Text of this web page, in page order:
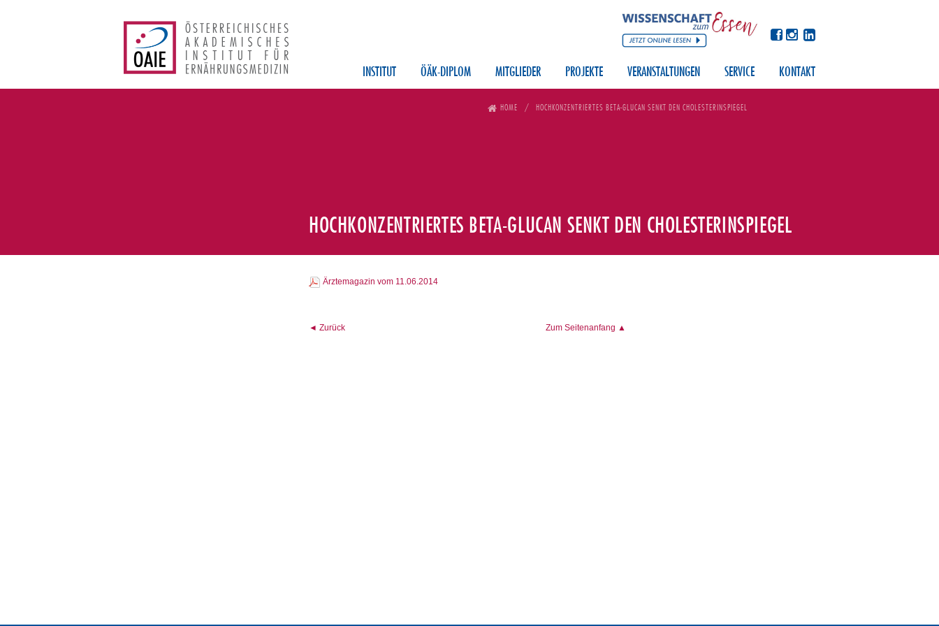
INSTITUT ÖÄK-DIPLOM MITGLIEDER PROJEKTE VERANSTALTUNGEN SERVICE KONTAKT
HOME HOCHKONZENTRIERTES BETA-GLUCAN SENKT DEN CHOLESTERINSPIEGEL
HOCHKONZENTRIERTES BETA-GLUCAN SENKT DEN CHOLESTERINSPIEGEL
Ärztemagazin vom 11.06.2014
◄ Zurück Zum Seitenanfang ▲